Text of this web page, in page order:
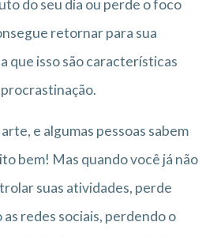
do seu dia ou perde o foco
retornar para sua
que isso são características
e algumas pessoas sabem
bem! Mas quando você já não
suas atividades, perde
redes sociais, perdendo o